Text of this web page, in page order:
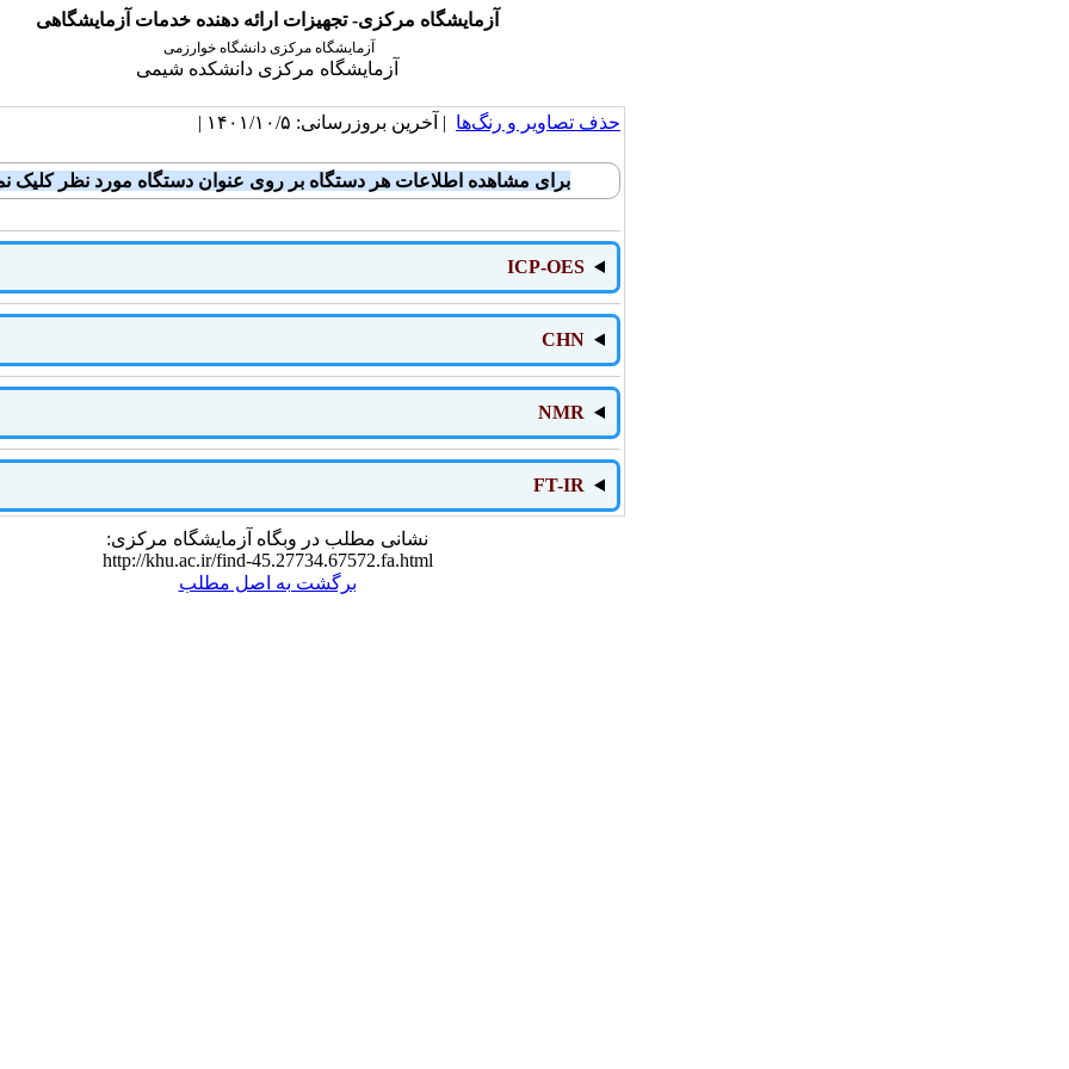
آزمایشگاه مرکزی- تجهیزات ارائه دهنده خدمات آزمایشگاهی
آزمایشگاه مرکزی دانشگاه خوارزمی
آزمایشگاه مرکزی دانشکده شیمی
حذف تصاویر و رنگ‌ها | آخرین بروزرسانی: ۱۴۰۱/۱۰/۵ |
برای مشاهده اطلاعات هر دستگاه بر روی عنوان دستگاه مورد نظر کلیک
ICP-OES
CHN
NMR
FT-IR
نشانی مطلب در وبگاه آزمایشگاه مرکزی:
http://khu.ac.ir/find-45.27734.67572.fa.html
برگشت به اصل مطلب